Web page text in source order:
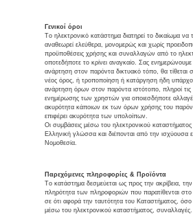
Γενικοί όροι
Το ηλεκτρονικό κατάστημα διατηρεί το δικαίωμα να
αναθεωρεί ελεύθερα, μονομερώς και χωρίς
προϋποθέσεις χρήσης και συναλλαγών από το
οποτεδήποτε το κρίνει αναγκαίο. Σας ενημερώνουμε
ανάρτηση στον παρόντα δικτυακό τόπο, θα τίθεται
νέος όρος, ή τροποποίηση ή κατάργηση ήδη
ανάρτηση όρων στον παρόντα ιστότοπο, πληροί τις
ενημέρωσης των χρηστών για οποιεσδήποτε
ακυρότητα κάποιων εκ των όρων χρήσης του
επιφέρει ακυρότητα των υπολοίπων.
Οι συμβάσεις μέσω του ηλεκτρονικού καταστήματος
Ελληνική γλώσσα και διέπονται από την ισχύουσα
Νομοθεσία.
Παρεχόμενες πληροφορίες & Προϊόντα
Το κατάστημα δεσμεύεται ως προς την ακρίβεια, την
πληρότητα των πληροφοριών που παρατίθενται στο
σε ότι αφορά την ταυτότητα του Καταστήματος, όσο
μέσω του ηλεκτρονικού καταστήματος,